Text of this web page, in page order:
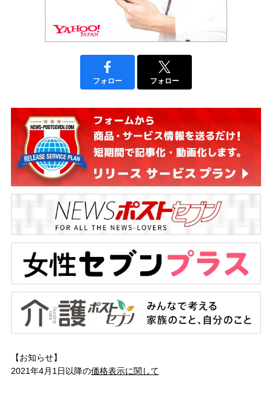
フォロー フォロー
【お知らせ】
2021年4月1日以降の価格表示に関して